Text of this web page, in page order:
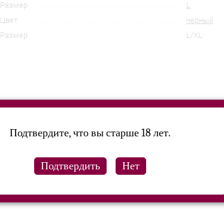
Размер
L
Цвет
черный
Размер
L/XL
Подтвердите, что вы старше 18 лет.